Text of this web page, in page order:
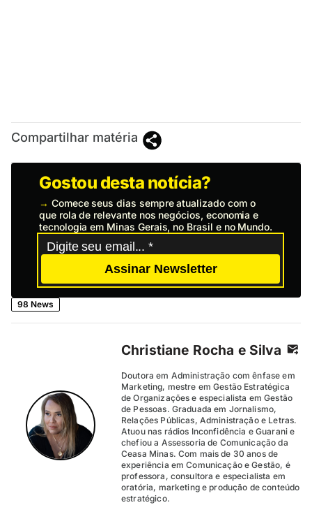
Compartilhar matéria
Gostou desta notícia?
→ Comece seus dias sempre atualizado com o
que rola de relevante nos negócios, economia e
tecnologia em Minas Gerais, no Brasil e no Mundo.
Assinar Newsletter
98 News
Christiane Rocha e Silva
Doutora em Administração com ênfase em
Marketing, mestre em Gestão Estratégica
de Organizações e especialista em Gestão
de Pessoas. Graduada em Jornalismo,
Relações Públicas, Administração e Letras.
Atuou nas rádios Inconfidência e Guarani e
chefiou a Assessoria de Comunicação da
Ceasa Minas. Com mais de 30 anos de
experiência em Comunicação e Gestão, é
professora, consultora e especialista em
oratória, marketing e produção de conteúdo
estratégico.